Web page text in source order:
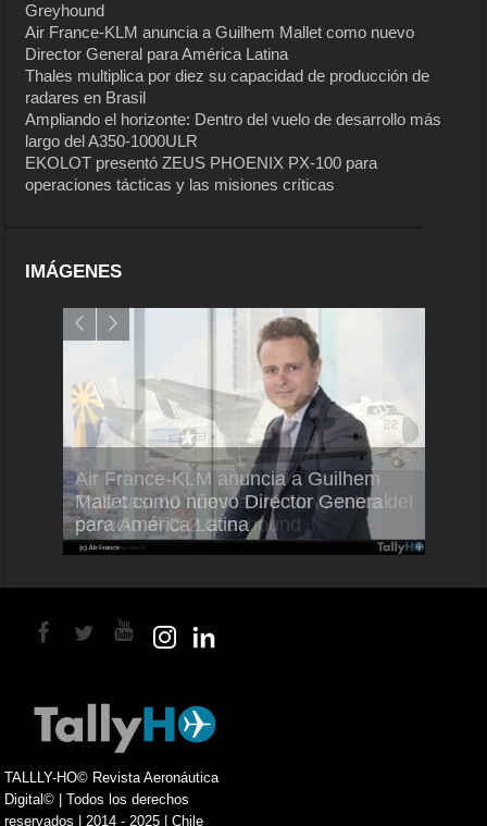
Greyhound
Air France-KLM anuncia a Guilhem Mallet como nuevo
Director General para América Latina
Thales multiplica por diez su capacidad de producción de
radares en Brasil
Ampliando el horizonte: Dentro del vuelo de desarrollo más
largo del A350-1000ULR
EKOLOT presentó ZEUS PHOENIX PX-100 para
operaciones tácticas y las misiones críticas
IMÁGENES
Air France-KLM anuncia a Guilhem
Mallet como nuevo Director General
para América Latina
TALLLY-HO© Revista Aeronáutica
Digital© | Todos los derechos
reservados | 2014 - 2025 | Chile